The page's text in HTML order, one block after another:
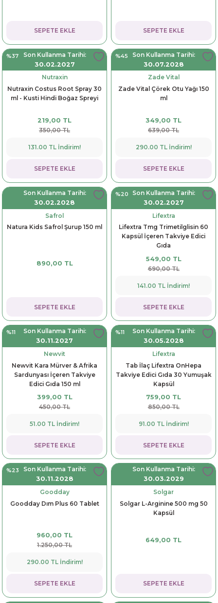
SEPETE EKLE SEPETE EKLE
%37
Son Kullanma Tarihi:
30.02.2027
Nutraxin
Nutraxin Costus Root Spray 30
ml - Kusti Hindi Boğaz Spreyi
219,00 TL
350,00 TL
131.00 TL İndirim!
SEPETE EKLE
%45
Son Kullanma Tarihi:
30.07.2028
Zade Vital
Zade Vital Çörek Otu Yağı 150
ml
349,00 TL
639,00 TL
290.00 TL İndirim!
SEPETE EKLE
Son Kullanma Tarihi:
30.02.2028
Safrol
Natura Kids Safrol Şurup 150 ml
890,00 TL
SEPETE EKLE
%20
Son Kullanma Tarihi:
30.02.2027
Lifextra
Lifextra Tmg Trimetilglisin 60
Kapsül İçeren Takviye Edici
Gıda
549,00 TL
690,00 TL
141.00 TL İndirim!
SEPETE EKLE
%11
Son Kullanma Tarihi:
30.11.2027
Newvit
Newvit Kara Mürver & Afrika
Sardunyası İçeren Takviye
Edici Gıda 150 ml
399,00 TL
450,00 TL
51.00 TL İndirim!
SEPETE EKLE
%11
Son Kullanma Tarihi:
30.05.2028
Lifextra
Tab İlaç Lifextra OnHepa
Takviye Edici Gıda 30 Yumuşak
Kapsül
759,00 TL
850,00 TL
91.00 TL İndirim!
SEPETE EKLE
%23
Son Kullanma Tarihi:
30.11.2028
Goodday
Goodday Dım Plus 60 Tablet
960,00 TL
1.250,00 TL
290.00 TL İndirim!
SEPETE EKLE
Son Kullanma Tarihi:
30.03.2029
Solgar
Solgar L-Arginine 500 mg 50
Kapsül
649,00 TL
SEPETE EKLE